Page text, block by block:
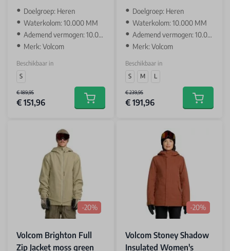
‌Doelgroep: Heren
Waterkolom: 10.000 MM
Ademend vermogen: 10.000 GR
Merk: Volcom
Beschikbaar in
S
€ 189,95
€ 151,96 Add to cart
‌Doelgroep: Heren
Waterkolom: 10.000 MM
Ademend vermogen: 10.000 GR
Merk: Volcom
Beschikbaar in
S
M L
€ 239,95
€ 191,96 Add to
-20%
Volcom Brighton Full
Zip Jacket moss green
-20%
Volcom Stoney Shadow
Insulated Women's